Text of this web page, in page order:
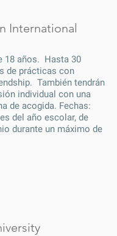
International
18 años. Hasta 30
de prácticas con
También tendrán
individual con una
de acogida. Fechas:
del año escolar, de
durante un máximo de